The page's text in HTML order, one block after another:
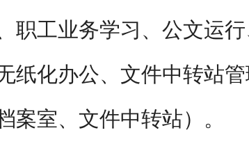
职工业务学习、公文运
纸化办公、文件中转站
案室、文件中转站）。